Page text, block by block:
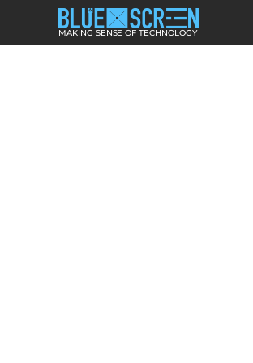
MAKING SENSE OF TECHNOLOGY